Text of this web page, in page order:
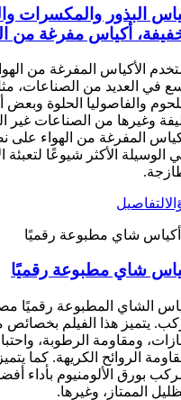
البذور والمكسرات
أكياس مفرغة من
الأكياس المفرغة من
في العديد من الصناعات، مثل
والفاصوليا الحلوة وبعض
وغيرها من الصناعات غير
المفرغة من الهواء على
الوسيلة الأكثر شيوعًا لتعبئة
التفاصيل
شاي مطبوعة رقميًا
الشاي المطبوعة رقميًا
يتميز هذا الفيلم بخصائص
ومقاومة الرطوبة،
الروائح الكريهة. كما
بورق الألومنيوم بأداء
الممتاز، وغيرها.